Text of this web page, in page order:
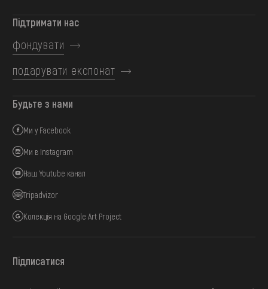
Підтримати нас
фондувати
подарувати експонат
Будьте з нами
Ми у Facebook
Ми в Instagram
Наш Youtube канал
Tripadvizor
Колекція на Google Art Project
Підписатися